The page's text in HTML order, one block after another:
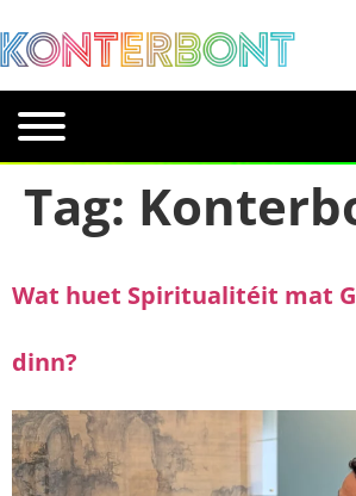
Tag:
Wat huet Spiritualitéit mat
dinn?